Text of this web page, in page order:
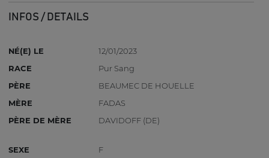
INFOS / DETAILS
NÉ(E) LE
12/01/2023
RACE
Pur Sang
PÈRE
BEAUMEC DE HOUELLE
MÈRE
FADAS
PÈRE DE MÈRE
DAVIDOFF (DE)
SEXE
F